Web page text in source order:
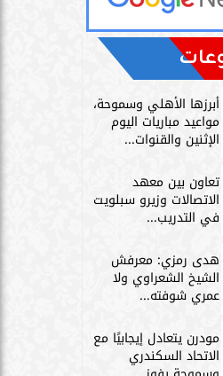
أبرزها الأهلي وسموحة،
مواعيد مباريات اليوم
الإثنين والقنوات...
تعاون بين معهد
الاتصالات وزيرو سبلويت
في التدريب...
هدى رمزي: معرفش
الشيخ الشعراوي ولا
عمري شوفته...
مودرن يتعادل إيجابيًا مع
الاتحاد السكندري